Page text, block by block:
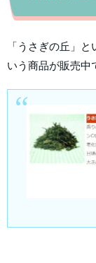
「うさぎの丘」
いう商品が販売中